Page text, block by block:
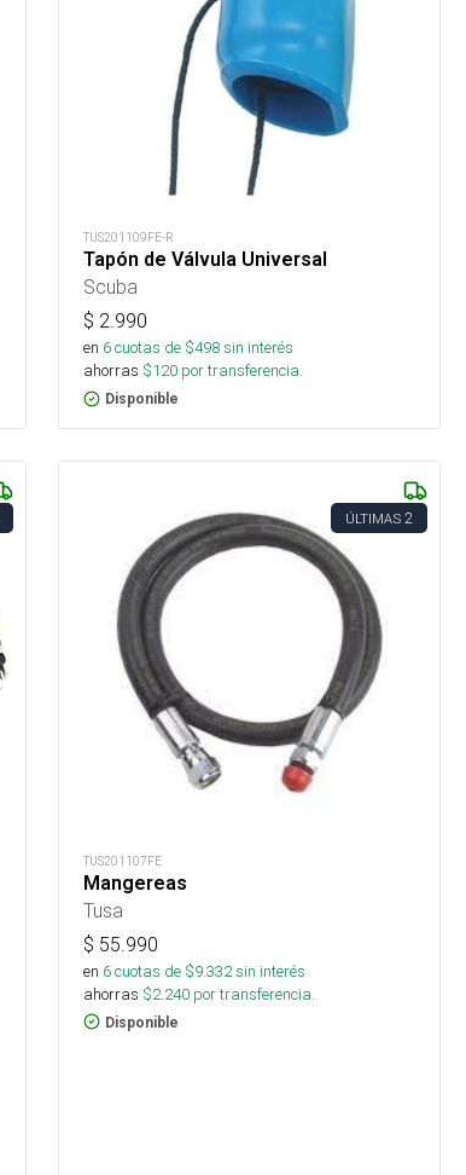
TUS201109FE-R
Tapón de Válvula Universal
Scuba
$ 2.990
en 6cuotas de $498sin interés
ahorras $120 por transferencia.
Disponible
ÚLTIMAS 2
TUS201107FE
Mangereas
Tusa
$ 55.990
en 6cuotas de $9.332sin interés
ahorras $2.240 por transferencia.
Disponible